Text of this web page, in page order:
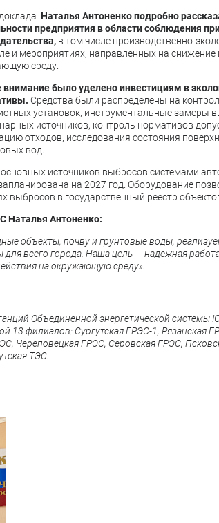
Наталья Антоненко подробно
предприятия в области соблюдения
в том числе производственно-
и мероприятиях, направленных на снижение
среду.
внимание было уделено инвестициям в
Средства были распределены на
установок, инструментальные замеры
источников, контроль нормативов
отходов, исследования состояния
вод.
источников выбросов системами
на 2027 год. Оборудование
в государственный реестр
Наталья Антоненко:
объекты, почву и грунтовые воды,
всего города. Наша цель — надежная
на окружающую среду».
Объединенной энергетической системы
13 филиалов: Сургутская ГРЭС-1, Рязанская
Череповецкая ГРЭС, Серовская ГРЭС,
ТЭС.